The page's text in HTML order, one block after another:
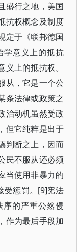
盛行之地，美国
抗权概念及制度
定于《联邦德国
学意义上的抵抗
上的抵抗权。
从，它是一个公
条法律或政策之
治动机虽然受政
但它纯粹是出于
判断之上，因而
民不服从还必须
当使用非暴力的
受惩罚。[9]宪法
的严重公然侵
作为最后手段加